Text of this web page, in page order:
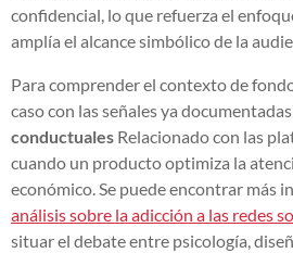
confidencial, lo que refuerza el
amplía el alcance simbólico de la
Para comprender el contexto de
caso con las señales ya
conductuales Relacionado con las
cuando un producto optimiza la
económico. Se puede encontrar más
análisis sobre la adicción a las redes
situar el debate entre psicología,